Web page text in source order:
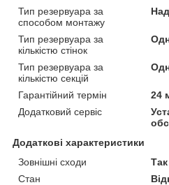
Тип резервуара за
способом монтажу
Тип резервуара за
кількістю стінок
Тип резервуара за
кількістю секцій
Гарантійний термін
24
Додатковий сервіс
Додаткові характеристики
Зовнішні сходи
Так
Стан